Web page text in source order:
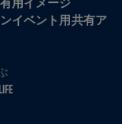
用イメージ
イベント用共有ア